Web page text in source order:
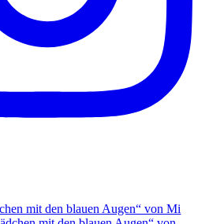
mit den blauen Augen“ von Mi